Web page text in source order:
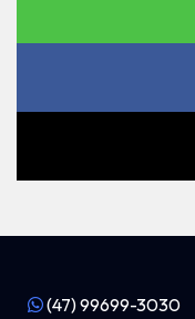
(47) 99699-3030